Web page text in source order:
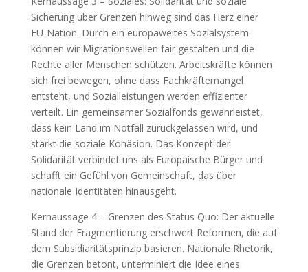
Sicherung über Grenzen hinweg sind das Herz einer
EU‑Nation. Durch ein europaweites Sozialsystem
können wir Migrationswellen fair gestalten und die
Rechte aller Menschen schützen. Arbeitskräfte können
sich frei bewegen, ohne dass Fachkräftemangel
entsteht, und Sozialleistungen werden effizienter
verteilt. Ein gemeinsamer Sozialfonds gewährleistet,
dass kein Land im Notfall zurückgelassen wird, und
stärkt die soziale Kohäsion. Das Konzept der
Solidarität verbindet uns als Europäische Bürger und
schafft ein Gefühl von Gemeinschaft, das über
nationale Identitäten hinausgeht.
Kernaussage 4 – Grenzen des Status Quo: Der aktuelle
Stand der Fragmentierung erschwert Reformen, die auf
dem Subsidiaritätsprinzip basieren. Nationale Rhetorik,
die Grenzen betont, unterminiert die Idee eines